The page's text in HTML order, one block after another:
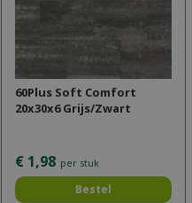
60Plus Soft Comfort
20x30x6 Grijs/Zwart
€ 1,98 per stuk
Bestel